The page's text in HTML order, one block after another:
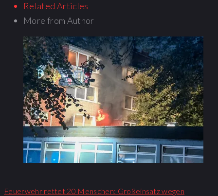
Related Articles
More from Author
Feuerwehr rettet 20 Menschen: Großeinsatz wegen